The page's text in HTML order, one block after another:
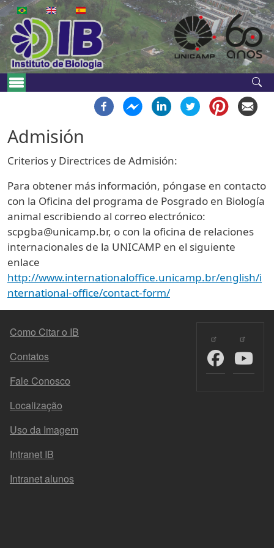
Skip to main content
Navegação principal - en
Admisión
Criterios y Directrices de Admisión:
Para obtener más información, póngase en contacto
con la Oficina del programa de Posgrado en Biología
animal escribiendo al correo electrónico:
scpgba@unicamp.br, o con la oficina de relaciones
internacionales de la UNICAMP en el siguiente
enlace
http://www.internationaloffice.unicamp.br/english/i
nternational-office/contact-form/
MENU DO RODAPÉ
Como Citar o IB
Contatos
Fale Conosco
Localização
Uso da Imagem
Intranet IB
Intranet alunos